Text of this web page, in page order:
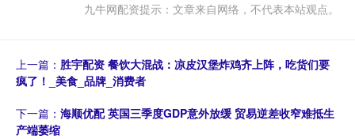
九牛网配资提示：文章来自网络，不代表本站观点。
上一篇： 胜宇配资 餐饮大混战：凉皮汉堡炸鸡齐上阵，吃货们要
疯了！_美食_品牌_消费者
下一篇： 海顺优配 英国三季度GDP意外放缓 贸易逆差收窄难抵生
产端萎缩